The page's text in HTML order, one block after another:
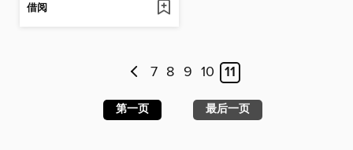
借阅
7 8 9 10 11
第一页 最后一页